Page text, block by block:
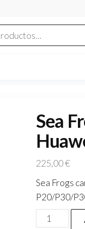
Sea
225,00€
Sea Frogs
P20/P30/
Sea